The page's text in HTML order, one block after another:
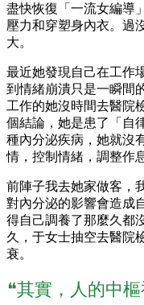
盡快恢復「一流女編導
壓力和穿塑身內衣。過
大。
最近她發現自己在工作
到情緒崩潰只是一瞬間
工作的她沒時間去醫院
個結論，她是患了「自
種內分泌疾病，她就沒
情，控制情緒，調整作
前陣子我去她家做客，
對內分泌的影響會造成
得自己調養了那麼久都
久，于女士抽空去醫院
衰。
❝其實，人的中